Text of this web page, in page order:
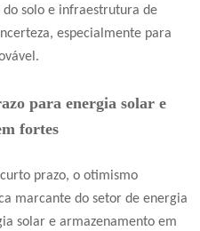
do solo e infraestrutura de
especialmente para
para energia solar e
fortes
prazo, o otimismo
marcante do setor de energia
solar e armazenamento em